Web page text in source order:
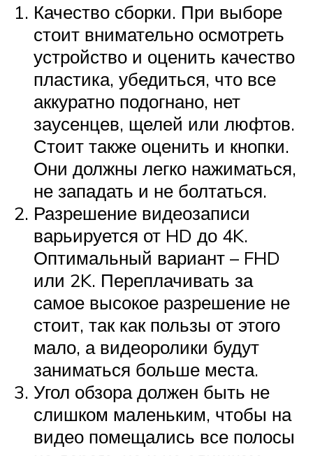
Качество сборки. При выборе
стоит внимательно осмотреть
устройство и оценить качество
пластика, убедиться, что все
аккуратно подогнано, нет
заусенцев, щелей или люфтов.
Стоит также оценить и кнопки.
Они должны легко нажиматься,
не западать и не болтаться.
Разрешение видеозаписи
варьируется от HD до 4K.
Оптимальный вариант – FHD
или 2K. Переплачивать за
самое высокое разрешение не
стоит, так как пользы от этого
мало, а видеоролики будут
заниматься больше места.
Угол обзора должен быть не
слишком маленьким, чтобы на
видео помещались все полосы